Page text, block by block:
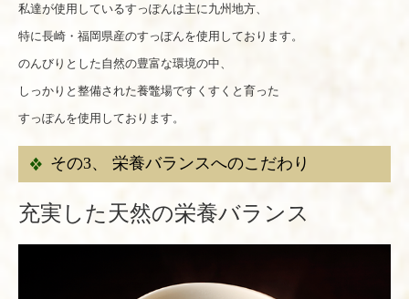
私達が使用しているすっぽんは主に九州地方、
特に長崎・福岡県産のすっぽんを使用しております。
のんびりとした自然の豊富な環境の中、
しっかりと整備された養鼈場ですくすくと育った
すっぽんを使用しております。
その3、 栄養バランスへのこだわり
充実した天然の栄養バランス